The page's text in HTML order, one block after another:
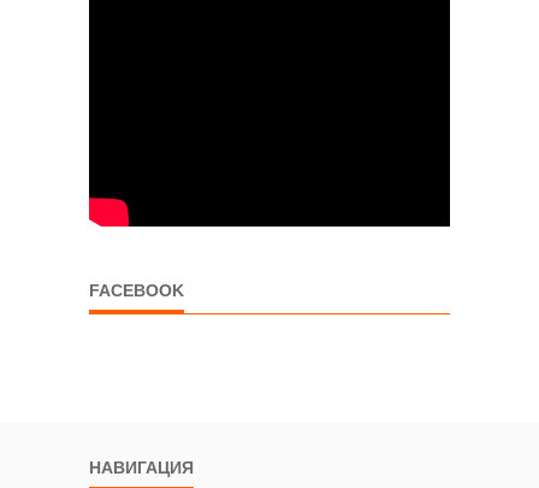
FACEBOOK
НАВИГАЦИЯ